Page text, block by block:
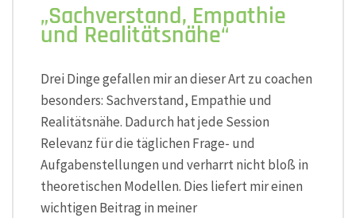
„Sachverstand, Empathie
und Realitätsnähe“
Drei Dinge gefallen mir an dieser Art zu coachen
besonders: Sachverstand, Empathie und
Realitätsnähe. Dadurch hat jede Session
Relevanz für die täglichen Frage- und
Aufgabenstellungen und verharrt nicht bloß in
theoretischen Modellen. Dies liefert mir einen
wichtigen Beitrag in meiner